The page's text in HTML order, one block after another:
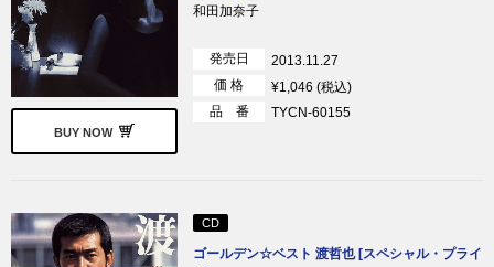
BUY NOW
和田加奈子
発売日
2013.11.27
価 格
¥1,046 (税込)
品 番
TYCN-60155
CD
ゴールデン☆ベスト 渡哲也 [スペシャル・プライ